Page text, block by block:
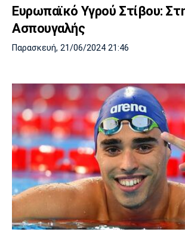
Ευρωπαϊκό Υγρού Στίβου:
Ασπουγαλής
Παρασκευή, 21/06/2024 21:46